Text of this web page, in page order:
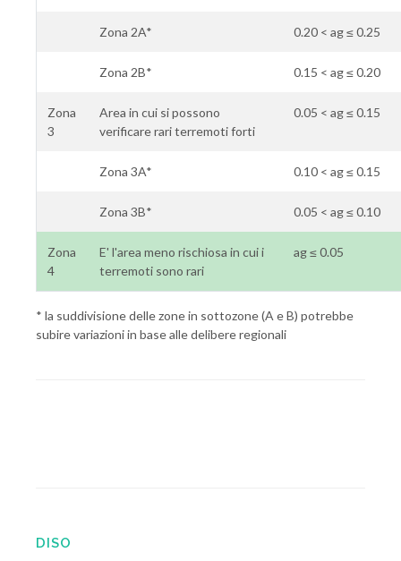
Zona 2A* 0.20 < ag ≤ 0.25
Zona 2B* 0.15 < ag ≤ 0.20
Zona
3
Area in cui si possono
verificare rari terremoti forti
0.05 < ag ≤ 0.15
Zona 3A* 0.10 < ag ≤ 0.15
Zona 3B* 0.05 < ag ≤ 0.10
Zona
4
E' l'area meno rischiosa in cui i
terremoti sono rari
ag ≤ 0.05
* la suddivisione delle zone in sottozone (A e B) potrebbe
subire variazioni in base alle delibere regionali
DISO